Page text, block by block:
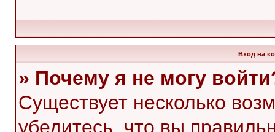
Вход на
» Почему я не могу
Существует несколько
убедитесь, что вы